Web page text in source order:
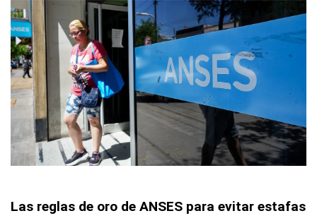
Las reglas de oro de ANSES para evitar estafas